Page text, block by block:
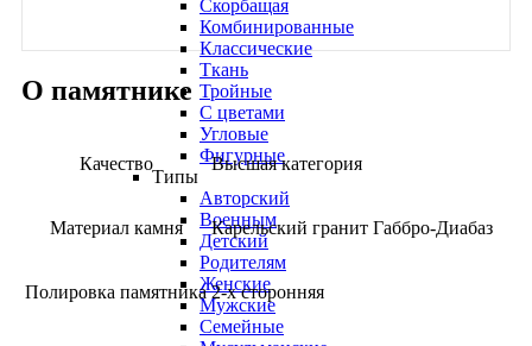
Скорбащая
Комбинированные
Классические
Ткань
Тройные
С цветами
Угловые
Фигурные
Типы
Авторский
Военным
Детский
Родителям
Женские
Мужские
Семейные
О памятнике
Качество Высшая категория
Материал камня Карельский гранит Габбро-Диабаз
Полировка памятника 2-х сторонняя